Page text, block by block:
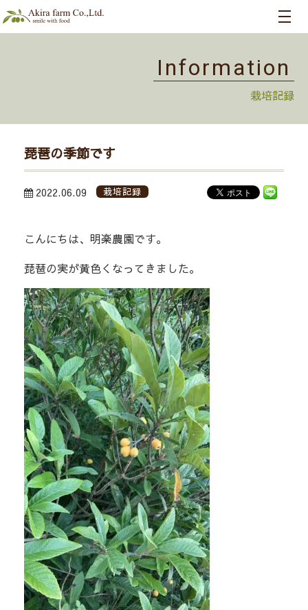
Information
栽培記録
琵琶の季節です
2022.06.09 栽培記録
こんにちは、明楽農園です。
琵琶の実が黄色くなってきました。